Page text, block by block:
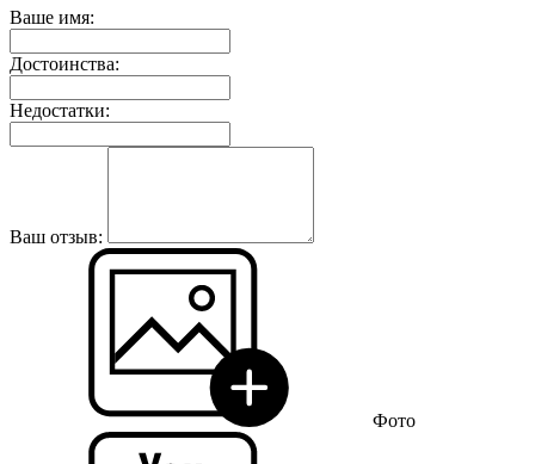
Ваше имя:
Достоинства:
Недостатки:
Ваш отзыв:
Фото